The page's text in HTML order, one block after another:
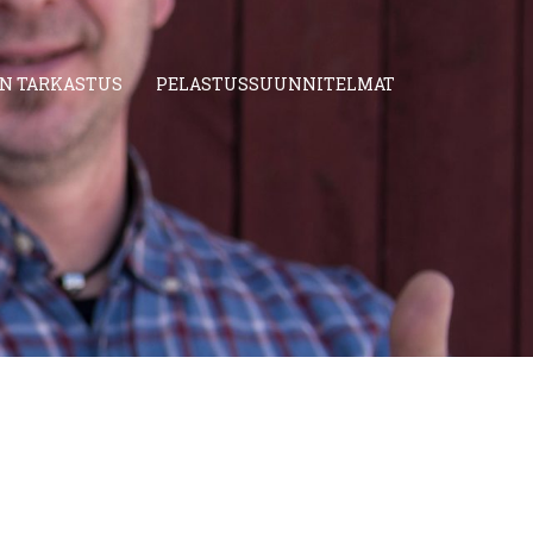
TARKASTUS PELASTUSSUUNNITELMAT